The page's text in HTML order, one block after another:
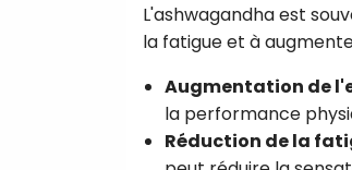
L'ashwagandha est
la fatigue et à
Augmentation de
la performance
Réduction de la